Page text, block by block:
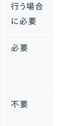
したら
行う場合
に必要
必要
不要